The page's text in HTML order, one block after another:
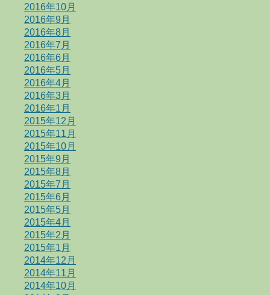
2016年10月
2016年9月
2016年8月
2016年7月
2016年6月
2016年5月
2016年4月
2016年3月
2016年1月
2015年12月
2015年11月
2015年10月
2015年9月
2015年8月
2015年7月
2015年6月
2015年5月
2015年4月
2015年2月
2015年1月
2014年12月
2014年11月
2014年10月